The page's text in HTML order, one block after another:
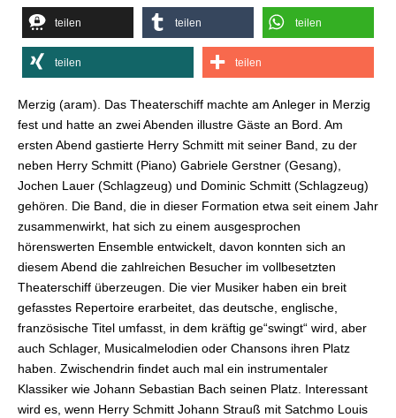
teilen teilen teilen
teilen teilen
Merzig (aram). Das Theaterschiff machte am Anleger in Merzig
fest und hatte an zwei Abenden illustre Gäste an Bord. Am
ersten Abend gastierte Herry Schmitt mit seiner Band, zu der
neben Herry Schmitt (Piano) Gabriele Gerstner (Gesang),
Jochen Lauer (Schlagzeug) und Dominic Schmitt (Schlagzeug)
gehören. Die Band, die in dieser Formation etwa seit einem Jahr
zusammenwirkt, hat sich zu einem ausgesprochen
hörenswerten Ensemble entwickelt, davon konnten sich an
diesem Abend die zahlreichen Besucher im vollbesetzten
Theaterschiff überzeugen. Die vier Musiker haben ein breit
gefasstes Repertoire erarbeitet, das deutsche, englische,
französische Titel umfasst, in dem kräftig ge“swingt“ wird, aber
auch Schlager, Musicalmelodien oder Chansons ihren Platz
haben. Zwischendrin findet auch mal ein instrumentaler
Klassiker wie Johann Sebastian Bach seinen Platz. Interessant
wird es, wenn Herry Schmitt Johann Strauß mit Satchmo Louis